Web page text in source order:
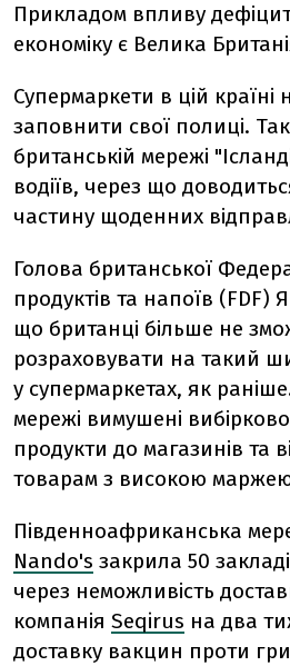
Прикладом впливу
економіку є Велика
Супермаркети в цій країні
заповнити свої полиці.
британській мережі
водіїв, через що
частину щоденних
Голова британської
продуктів та напоїв (FDF)
що британці більше не
розраховувати на такий
у супермаркетах, як
мережі вимушені
продукти до магазинів та
товарам з високою
Південноафриканська
Nando's закрила 50
через неможливість
компанія Seqirus на два
доставку вакцин проти